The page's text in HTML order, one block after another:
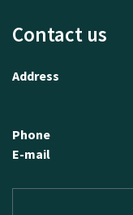
Contact us
Address
Phone
E-mail